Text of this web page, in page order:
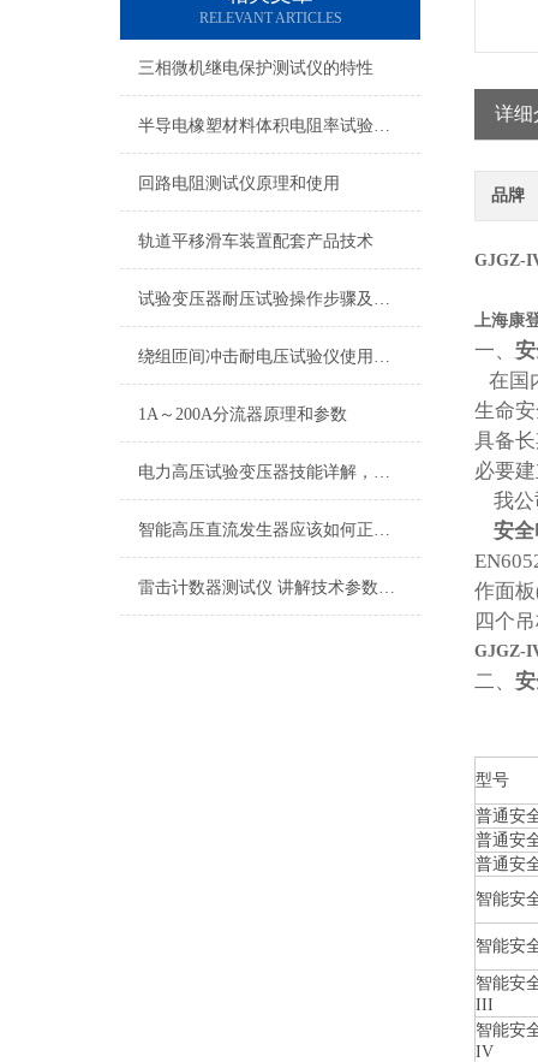
RELEVANT ARTICLES
三相微机继电保护测试仪的特性
半导电橡塑材料体积电阻率试验仪产品概述
回路电阻测试仪原理和使用
轨道平移滑车装置配套产品技术
试验变压器耐压试验操作步骤及注意事项
绕组匝间冲击耐电压试验仪使用说明
1A～200A分流器原理和参数
电力高压试验变压器技能详解，效果一览无遗。
智能高压直流发生器应该如何正确使用
雷击计数器测试仪 讲解技术参数性能
详细
品牌
GJGZ-
上海康
一、
在国
生命
具备
必要
我公
安
作面
四个
GJGZ-
二、
型号
普通安
普通安
普通安
智能安
智能安
智能安
III
智能安
IV